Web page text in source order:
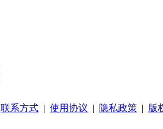
联系方式 | 使用协议 | 隐私政策 | 版